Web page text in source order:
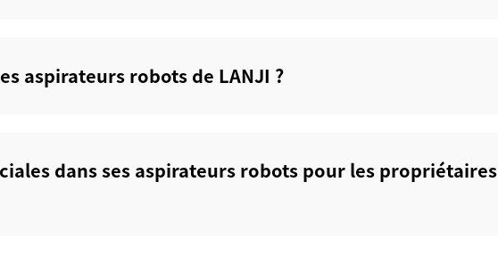
aspirateurs robots de LANJI ?‌
dans ses aspirateurs robots pour les propriétaires